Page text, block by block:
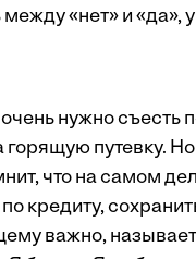
«нет» и «да», у
нужно съесть
путевку. Но
что на самом
кредиту,
важно,